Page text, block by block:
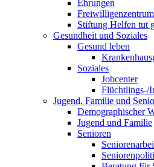
Ehrungen
Stiftung Helfen tut
Gesundheit und Soziales
Gesund leben
Soziales
Jobcenter
Flüchtlings-/
Jugend, Familie und
Demographischer
Jugend und Familie
Senioren